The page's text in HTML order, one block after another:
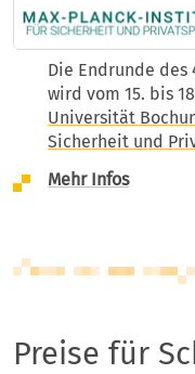
Die Endrunde
wird vom 15. bis
Universität
Sicherheit und
Mehr Infos
Preise für